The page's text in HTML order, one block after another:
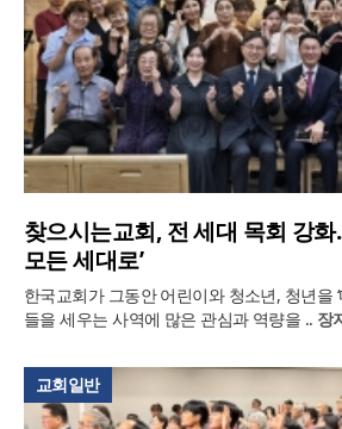
찾으시는교회, 전 세대 목회 강
모든 세대로’
한국교회가 그동안 어린이와 청소년, 청년을
들을 세우는 사역에 많은 관심과 역량을 .. 장
교회일반